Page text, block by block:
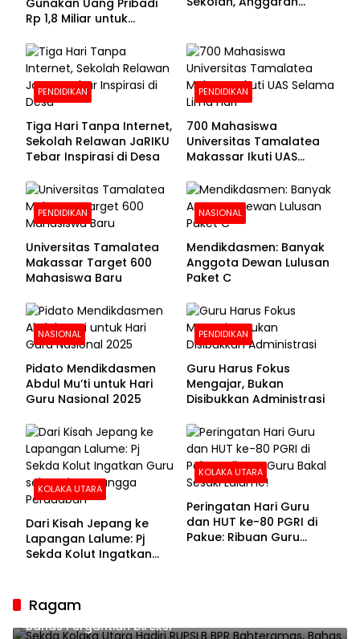
Rp 1,8 Miliar untuk
Pendaftaran Segera
Dibuka
PENDIDIKAN
Tiga Hari Tanpa Internet,
Sekolah Relawan JaRIKU
Tebar Inspirasi di Desa
PENDIDIKAN
700 Mahasiswa
Universitas Tamalatea
Makassar Ikuti UAS
PENDIDIKAN
Universitas Tamalatea
Makassar Target 600
Mahasiswa Baru
NASIONAL
Mendikdasmen: Banyak
Anggota Dewan Lulusan
Paket C
NASIONAL
Pidato Mendikdasmen
Abdul Mu’ti untuk Hari
Guru Nasional 2025
PENDIDIKAN
Guru Harus Fokus
Mengajar, Bukan
Disibukkan Administrasi
KOLAKA UTARA
Dari Kisah Jepang ke
Lapangan Lalume: Pj
Sekda Kolut Ingatkan
KOLAKA UTARA
Peringatan Hari Guru
dan HUT ke-80 PGRI di
Pakue: Ribuan Guru
Ragam
Sekda Kolaka Utara Hadiri RUPSLB BPR Bahteramas,
Bahas Pergantian Direksi